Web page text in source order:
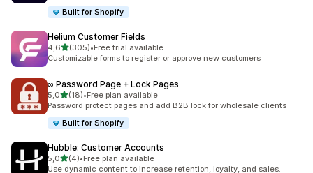
Built for Shopify
Helium Customer Fields
4,65 yıldız üzerinden
(305)
toplam 305 değerlendirme
•Free trial available
Customizable forms to register or approve new customers
∞ Password Page + Lock Pages
5,05 yıldız üzerinden
(18)
toplam 18 değerlendirme
•Free plan available
Password protect pages and add B2B lock for wholesale clients
Built for Shopify
Hubble: Customer Accounts
5,05 yıldız üzerinden
(4)
toplam 4 değerlendirme
•Free plan available
Use dynamic content to increase retention, loyalty, and sales.